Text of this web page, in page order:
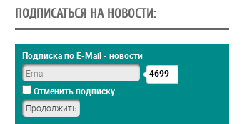
ПОДПИСАТЬСЯ НА НОВОСТИ:
Подписка по E-Mail - новости
4699
Отменить подписку